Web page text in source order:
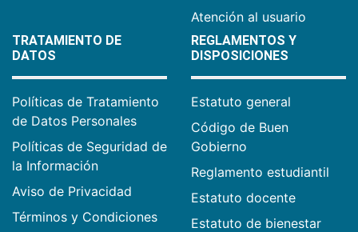
Atención al usuario
TRATAMIENTO DE
DATOS
Políticas de Tratamiento
de Datos Personales
Políticas de Seguridad de
la Información
Aviso de Privacidad
Términos y Condiciones
REGLAMENTOS Y
DISPOSICIONES
Estatuto general
Código de Buen
Gobierno
Reglamento estudiantil
Estatuto docente
Estatuto de bienestar